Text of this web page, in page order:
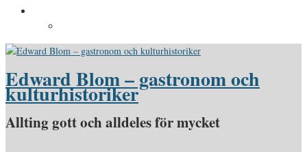
Edward Blom – gastronom och
kulturhistoriker
Allting gott och alldeles för mycket